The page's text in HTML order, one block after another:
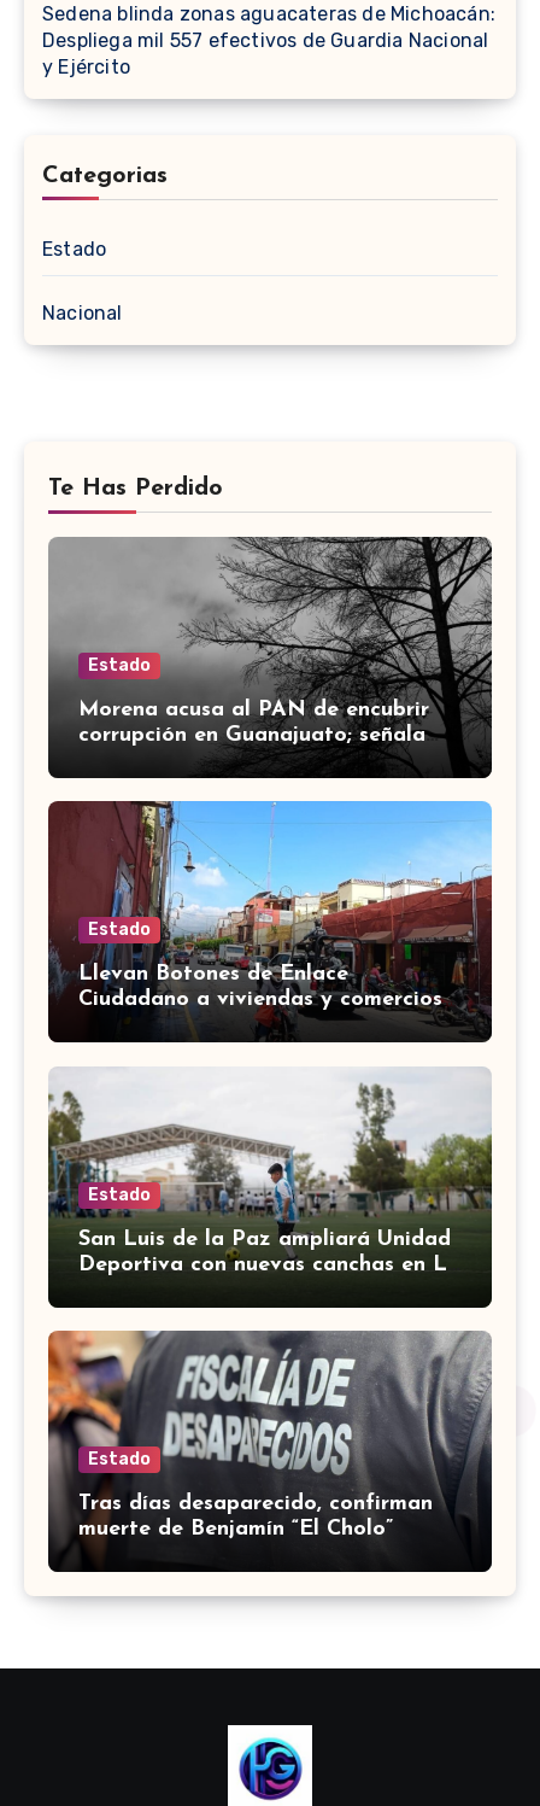
Sedena blinda zonas aguacateras de Michoacán:
Despliega mil 557 efectivos de Guardia Nacional
y Ejército
Categorias
Estado
Nacional
Te Has Perdido
Estado
Morena acusa al PAN de encubrir
corrupción en Guanajuato; señala
desfalco de 107 mdp en Apaseo el
Estado
Llevan Botones de Enlace
Ciudadano a viviendas y comercios
de Yuriria
Estado
San Luis de la Paz ampliará Unidad
Deportiva con nuevas canchas en La
Estado
Tras días desaparecido, confirman
muerte de Benjamín “El Cholo”